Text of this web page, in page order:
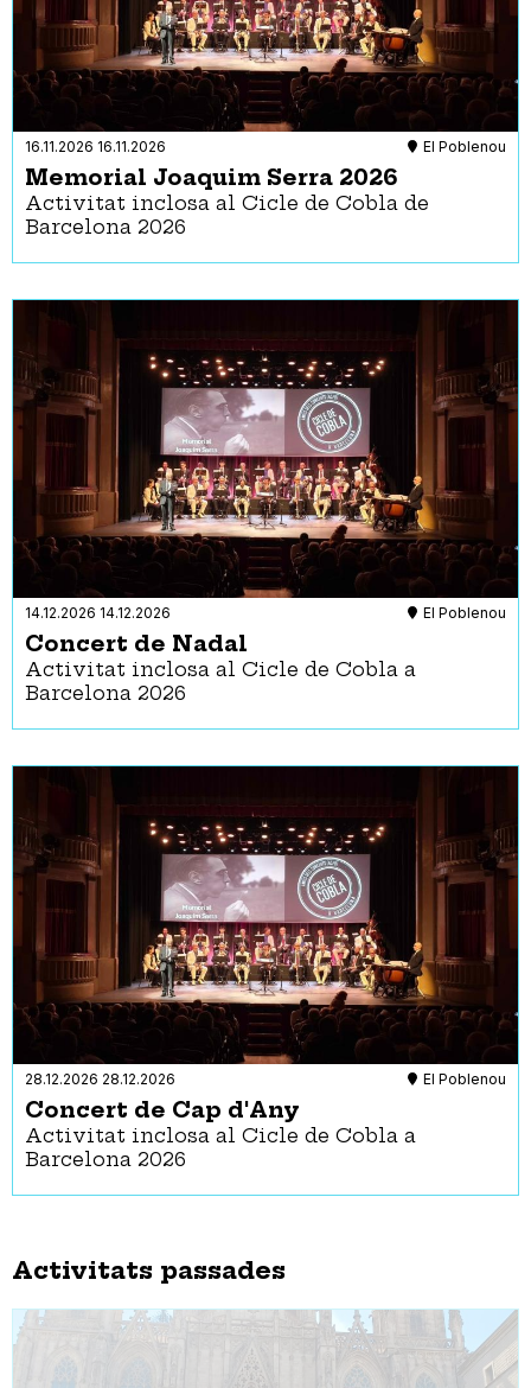
16.11.2026 16.11.2026 El Poblenou
Memorial Joaquim Serra 2026
Activitat inclosa al Cicle de Cobla de
Barcelona 2026
14.12.2026 14.12.2026 El Poblenou
Concert de Nadal
Activitat inclosa al Cicle de Cobla a
Barcelona 2026
28.12.2026 28.12.2026 El Poblenou
Concert de Cap d'Any
Activitat inclosa al Cicle de Cobla a
Barcelona 2026
Activitats passades